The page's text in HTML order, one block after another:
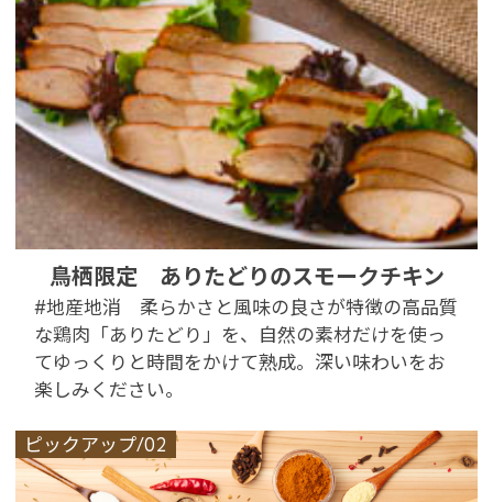
鳥栖限定 ありたどりのスモークチキン
#地産地消 柔らかさと風味の良さが特徴の高品質
な鶏肉「ありたどり」を、自然の素材だけを使っ
てゆっくりと時間をかけて熟成。深い味わいをお
楽しみください。
ピックアップ/02